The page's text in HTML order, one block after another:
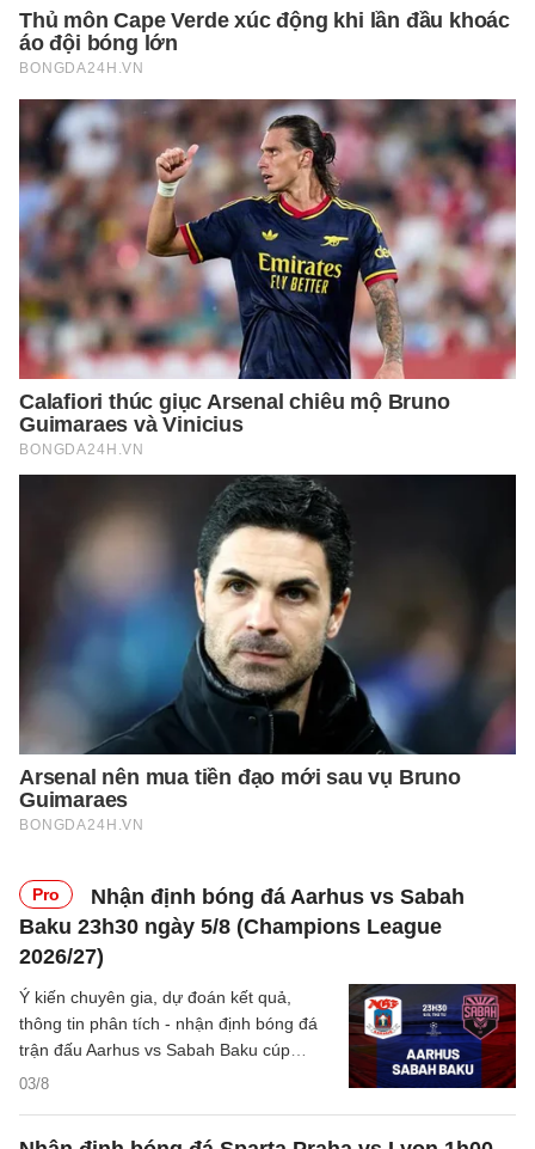
Pro
Nhận định bóng đá Aarhus vs Sabah
Baku 23h30 ngày 5/8 (Champions League
2026/27)
03/8
Ý kiến chuyên gia, dự đoán kết quả,
thông tin phân tích - nhận định bóng đá
trận đấu Aarhus vs Sabah Baku cúp
C1/UEFA Champions League 2026/27